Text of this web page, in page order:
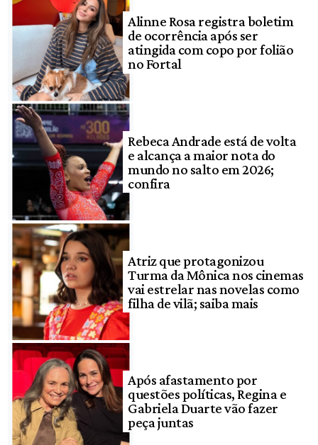
Alinne Rosa registra boletim
de ocorrência após ser
atingida com copo por folião
no Fortal
Rebeca Andrade está de volta
e alcança a maior nota do
mundo no salto em 2026;
confira
Atriz que protagonizou
Turma da Mônica nos cinemas
vai estrelar nas novelas como
filha de vilã; saiba mais
Após afastamento por
questões políticas, Regina e
Gabriela Duarte vão fazer
peça juntas